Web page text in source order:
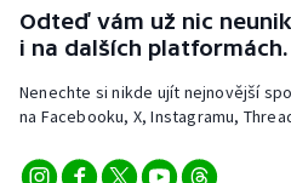
Odteď vám už nic
i na dalších platformách.
Nenechte si nikde ujít nejnovější
na Facebooku, X, Instagramu,